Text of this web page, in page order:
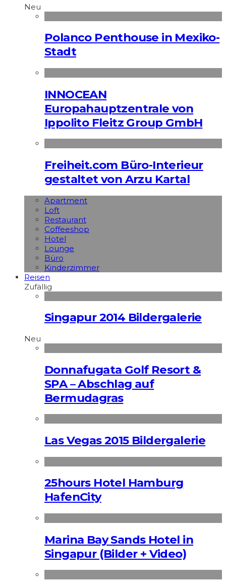
Neu
Polanco Penthouse in Mexiko-
Stadt
INNOCEAN
Europahauptzentrale von
Ippolito Fleitz Group GmbH
Freiheit.com Büro-Interieur
gestaltet von Arzu Kartal
Apart­ment
Loft
Restaurant
Coffeeshop
Hotel
Lounge
Büro
Kinderzimmer
Reisen
Zufällig
Singapur 2014 Bildergalerie
Neu
Donnafugata Golf Resort &
SPA – Abschlag auf
Bermudagras
Las Vegas 2015 Bildergalerie
25hours Hotel Hamburg
HafenCity
Marina Bay Sands Hotel in
Singapur (Bilder + Video)